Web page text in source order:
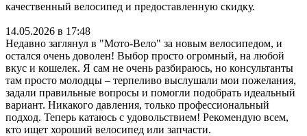
качественный велосипед и предоставленную скидку.
14.05.2026 в 17:48
Недавно заглянул в "Мото-Вело" за новым велосипедом, и
остался очень доволен! Выбор просто огромный, на любой
вкус и кошелек. Я сам не очень разбираюсь, но консультанты
там просто молодцы – терпеливо выслушали мои пожелания,
задали правильные вопросы и помогли подобрать идеальный
вариант. Никакого давления, только профессиональный
подход. Теперь катаюсь с удовольствием! Рекомендую всем,
кто ищет хороший велосипед или запчасти.